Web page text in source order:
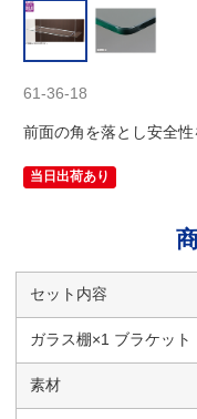
61-36-18
前面の角を落とし安全性
当日出荷あり
セット内容
ガラス棚×1 ブラケット
素材